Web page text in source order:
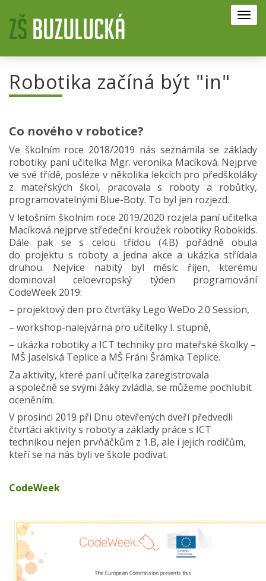
Robotika začíná být "in"
Co nového v robotice?
Ve školním roce 2018/2019 nás seznámila se základy
robotiky paní učitelka Mgr. veronika Macíková. Nejprve
ve své třídě, posléze v několika lekcích pro předškoláky
z mateřských škol, pracovala s roboty a robůtky,
programovatelnými Blue-Boty. To byl jen rozjezd.
V letošním školním roce 2019/2020 rozjela paní učitelka
Macíková nejprve středeční kroužek robotiky Robokids.
Dále pak se s celou třídou (4.B) pořádně obula
do projektu s roboty a jedna akce a ukázka střídala
druhou. Nejvíce nabitý byl měsíc říjen, kterému
dominoval celoevropský týden programování
CodeWeek 2019:
– projektový den pro čtvrťáky Lego WeDo 2.0 Session,
– workshop-nalejvárna pro učitelky I. stupně,
– ukázka robotiky a ICT techniky pro mateřské školky –
MŠ Jaselská Teplice a MŠ Fráni Šrámka Teplice.
Za aktivity, které paní učitelka zaregistrovala
a společně se svými žáky zvládla, se můžeme pochlubit
oceněním.
V prosinci 2019 při Dnu otevřených dveří předvedli
čtvrťáci aktivity s roboty a základy práce s ICT
technikou nejen prvňáčkům z 1.B, ale i jejich rodičům,
kteří se na nás byli ve škole podívat.
CodeWeek